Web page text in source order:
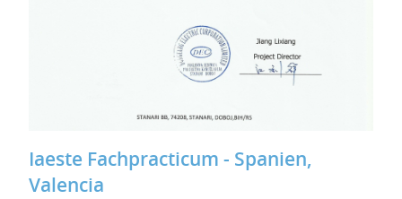
Iaeste Fachpracticum - Spanien,
Valencia